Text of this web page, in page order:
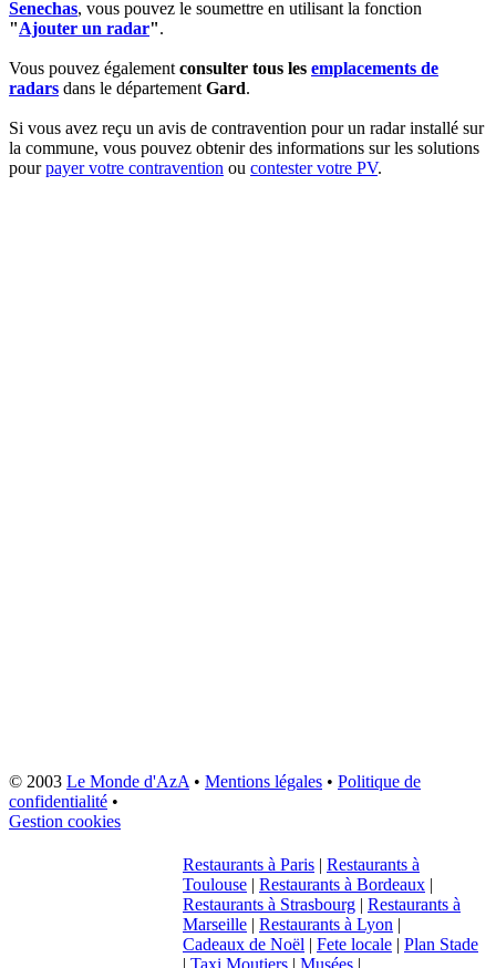
Senechas, vous pouvez le soumettre en utilisant la fonction
"Ajouter un radar".
Vous pouvez égalementconsulter tous les emplacements de
radars dans le départementGard.
Si vous avez reçu un avis de contravention pour un radar installé sur
la commune, vous pouvez obtenir des informations sur les solutions
pourpayer votre contravention ou contester votre PV.
© 2003 Le Monde d'AzA• Mentions légales • Politique de
confidentialité •
Gestion cookies
Restaurants à Paris | Restaurants à
Toulouse | Restaurants à Bordeaux |
Restaurants à Strasbourg | Restaurants à
Marseille | Restaurants à Lyon |
Cadeaux de Noël | Fete locale | Plan Stade